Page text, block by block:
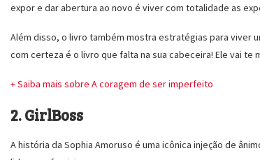
expor e dar abertura ao novo é viver com totalidade as
Além disso, o livro também mostra estratégias para viver
com certeza é o livro que falta na sua cabeceira! Ele vai
+ Saiba mais sobre A coragem de ser imperfeito
2. GirlBoss
A história da Sophia Amoruso é uma icônica injeção de